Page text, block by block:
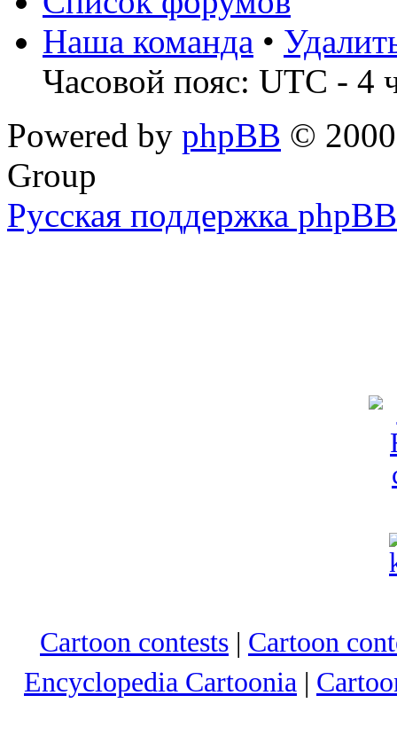
Наша команда •
Часовой пояс: UTC - 4
Powered by phpBB ©
Group
Русская поддержка phpBB
Cartoon contests | Cartoon
Encyclopedia Cartoonia |